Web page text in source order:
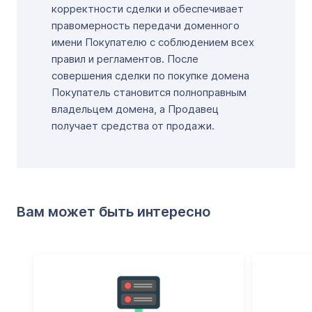
корректности сделки и обеспечивает
правомерность передачи доменного
имени Покупателю с соблюдением всех
правил и регламентов. После
совершения сделки по покупке домена
Покупатель становится полноправным
владельцем домена, а Продавец
получает средства от продажи.
Вам может быть интересно